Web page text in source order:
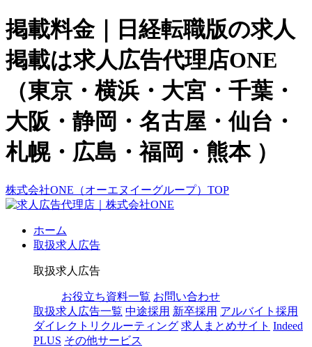
掲載料金｜日経転職版の求人
掲載は求人広告代理店ONE
（東京・横浜・大宮・千葉・
大阪・静岡・名古屋・仙台・
札幌・広島・福岡・熊本 ）
株式会社ONE（オーエヌイーグループ）TOP
ホーム
取扱求人広告
取扱求人広告
お役立ち資料一覧 お問い合わせ
取扱求人広告一覧 中途採用 新卒採用 アルバイト採用
ダイレクトリクルーティング 求人まとめサイト Indeed
PLUS その他サービス